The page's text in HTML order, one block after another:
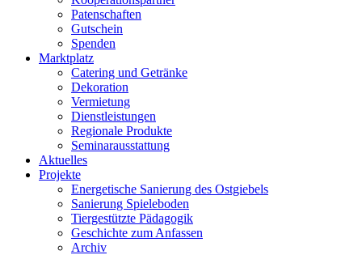
Patenschaften
Gutschein
Spenden
Marktplatz
Catering und Getränke
Dekoration
Vermietung
Dienstleistungen
Regionale Produkte
Seminarausstattung
Aktuelles
Projekte
Energetische Sanierung des Ostgiebels
Sanierung Spieleboden
Tiergestützte Pädagogik
Geschichte zum Anfassen
Archiv